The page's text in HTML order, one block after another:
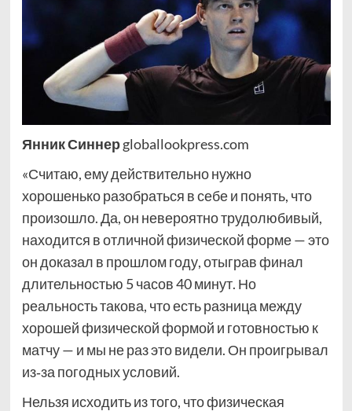
Янник Синнерgloballookpress.com
«Считаю, ему действительно нужно
хорошенько разобраться в себе и понять, что
произошло. Да, он невероятно трудолюбивый,
находится в отличной физической форме — это
он доказал в прошлом году, отыграв финал
длительностью 5 часов 40 минут. Но
реальность такова, что есть разница между
хорошей физической формой и готовностью к
матчу — и мы не раз это видели. Он проигрывал
из‑за погодных условий.
Нельзя исходить из того, что физическая